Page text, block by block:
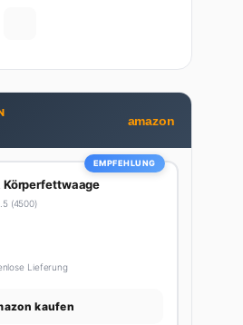
besten Brunch-Spot der
basieren auf echter
wurde schon zweimal in
gefeatured.
amazon
EMPFEHLUNG
Körperfettwaage
(4500)
Lieferung
kaufen